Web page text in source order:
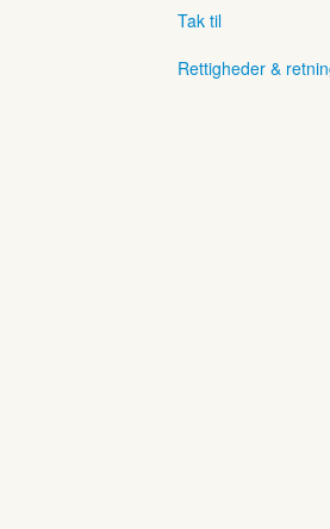
Tak til
Rettigheder &